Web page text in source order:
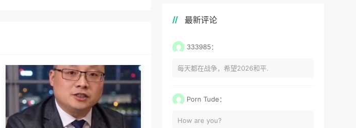
最新评论
333985：
每天都在战争，希望2026和平.
Porn Tude：
How are you?